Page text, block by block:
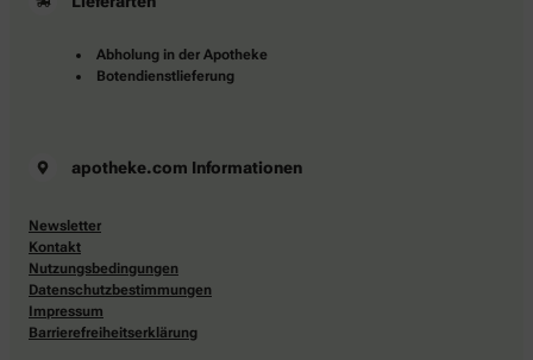
Abholung in der Apotheke
Botendienstlieferung
apotheke.com Informationen
Newsletter
Kontakt
Nutzungsbedingungen
Datenschutzbestimmungen
Impressum
Barrierefreiheitserklärung